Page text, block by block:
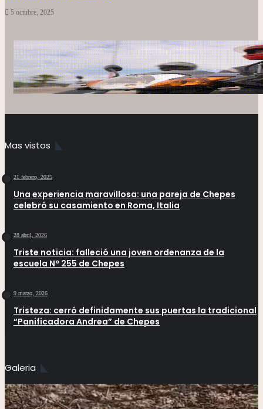
5 octubre, 2025
Mas vistos
21 febrero, 2025
Una experiencia maravillosa: una pareja de Chepes
celebró su casamiento en Roma, Italia
28 abril, 2026
Triste noticia: falleció una joven ordenanza de la
escuela Nº 255 de Chepes
9 marzo, 2026
Tristeza: cerró definidamente sus puertas la tradicional
“Panificadora Andrea” de Chepes
Galeria